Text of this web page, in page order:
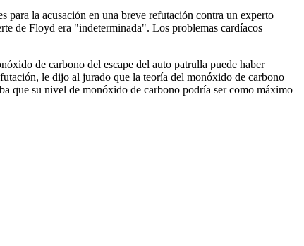
para la acusación en una breve refutación contra un experto
de Floyd era "indeterminada". Los problemas cardíacos
de carbono del escape del auto patrulla puede haber
le dijo al jurado que la teoría del monóxido de carbono
que su nivel de monóxido de carbono podría ser como máximo